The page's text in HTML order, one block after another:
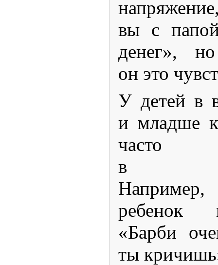
вы с папой
денег»,
он это
У детей в
и младше
часто
в
Например,
ребенок
«Барби
ты